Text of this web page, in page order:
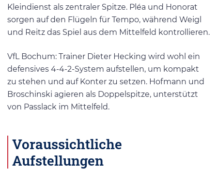
Kleindienst als zentraler Spitze. Pléa und Honorat
sorgen auf den Flügeln für Tempo, während Weigl
und Reitz das Spiel aus dem Mittelfeld kontrollieren.
VfL Bochum: Trainer Dieter Hecking wird wohl ein
defensives 4-4-2-System aufstellen, um kompakt
zu stehen und auf Konter zu setzen. Hofmann und
Broschinski agieren als Doppelspitze, unterstützt
von Passlack im Mittelfeld.
Voraussichtliche
Aufstellungen